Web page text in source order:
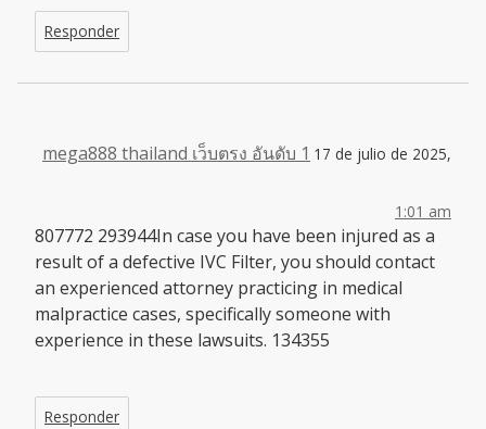
Responder
mega888 thailand เว็บตรง อันดับ 1 17 de julio de 2025,
1:01 am
807772 293944In case you have been injured as a
result of a defective IVC Filter, you should contact
an experienced attorney practicing in medical
malpractice cases, specifically someone with
experience in these lawsuits. 134355
Responder